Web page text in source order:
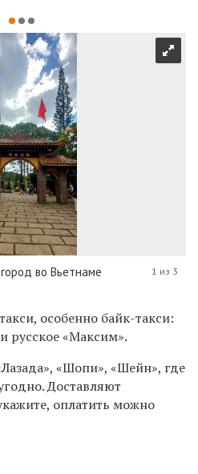
во Вьетнаме 1 из 3
особенно байк-такси:
русское «Максим».
«Шопи», «Шейн», где
Доставляют
оплатить можно